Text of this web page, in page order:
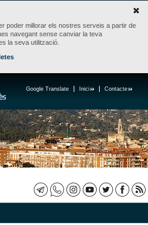
poder millorar els nostres serveis a partir de
navegant sense canviar la teva
la seva utilització.
Contacte
Inici
Google Translate